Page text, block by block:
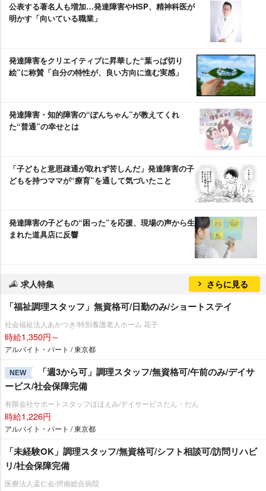
公表する著名人も増加…発達障害やHSP、精神科医が
明かす「向いている職業」
発達障害をクリエイティブに昇華した“葉っぱ切り
絵”に称賛「自分の特性が、良い方向に進む実感」
発達障害・知的障害の“ぽんちゃん”が教えてくれ
た“普通”の幸せとは
「子どもと意思疎通が取れず苦しんだ」発達障害の子
どもを持つママが“療育”を通して気づいたこと
発達障害の子どもの“困った”を応援、現場の声から生
まれた道具店に反響
求人特集 さらに見る
「福祉調理スタッフ」無資格可/日勤のみ/ショートステイ
社会福祉法人あかつき/特別養護老人ホーム 花子
時給1,350円～
アルバイト・パート / 東京都
NEW
「週3から可」調理スタッフ/無資格可/午前のみ/デイサ
ービス/社会保障完備
有限会社サポートスタッフほほえみ/デイサービスだん・だん
時給1,226円
アルバイト・パート / 東京都
「未経験OK」調理スタッフ/無資格可/シフト相談可/訪問リハビ
リ/社会保障完備
医療法人孟仁会/摂南総合病院